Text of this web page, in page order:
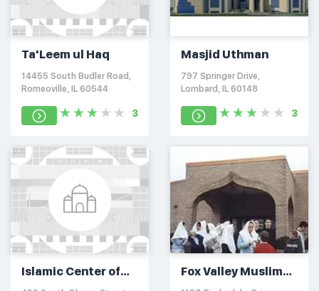
Ta'Leem ul Haq
14455 South Budler Road,
Romeoville, IL 60544
3
Masjid Uthman
797 Springer Drive,
Lombard, IL 60148
3
Islamic Center of
Naperville
Fox Valley Muslim
Community Center